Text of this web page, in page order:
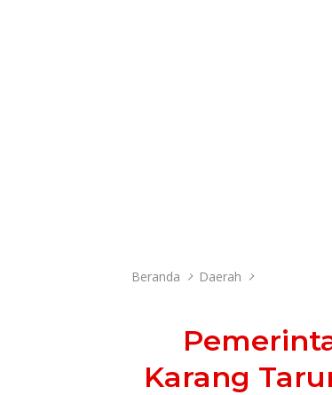
Beranda Daerah
Karang